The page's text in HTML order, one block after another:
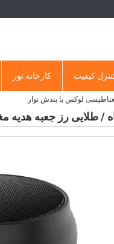
کارخانه تور کیفیت
لوکس با بندش نوار
/ طلایی رز جعبه هدیه